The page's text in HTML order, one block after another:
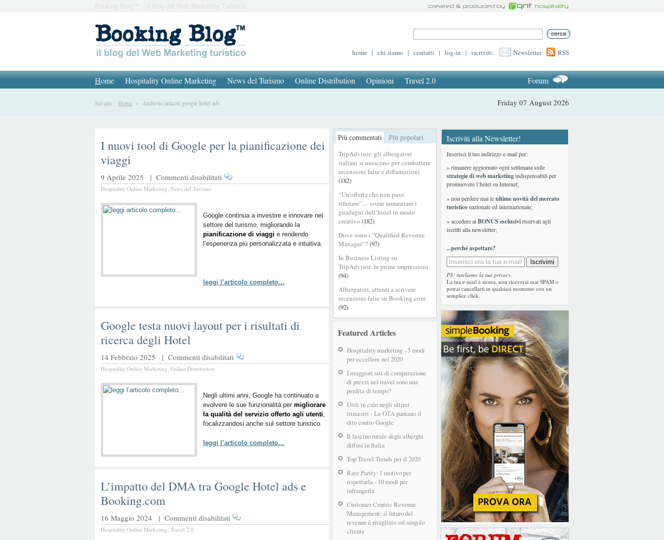
Booking Blog™ – Il blog del Web Marketing Turistico
home | chi siamo | contatti | log-in | iscriviti: Newsletter RSS
Home Hospitality Online Marketing News del Turismo Online Distribution Opinioni Travel 2.0 Forum
Sei qui: Home » Archivio articoli google hotel ads Friday 07 August 2026
Più commentati Più popolari
TripAdvisor: gli albergatori
italiani si uniscono per combattere
recensioni false e diffamazioni
(182)
“Un’offerta che non puoi
rifiutare”… come aumentare i
guadagni dell’hotel in modo
creativo (182)
Dove sono i “Qualified Revenue
Manager”?(97)
In Business Listing su
TripAdvisor: le prime impressioni
(94)
Albergatori, attenti a scrivere
recensioni false su Booking.com
(92)
Featured Articles
Hospitality marketing - 5 modi
per eccellere nel 2020
I maggiori siti di comparazione
di prezzi nel travel sono una
perdita di tempo?
Utili in calo negli ultimi
trimestri - Le OTA puntano il
dito contro Google
Il fascino rurale degli alberghi
diffusi in Italia
Top Travel Trends per il 2020
Rate Parity: 1 motivo per
rispettarla - 10 modi per
infrangerla
Customer Centric Revenue
Management: il futuro del
revenue è ritagliato sul singolo
cliente
I nuovi tool di Google per la pianificazione dei
viaggi
9 Aprile 2025 | Commenti disabilitati su
I
di
Google
per
la
Hospitality Online Marketing, News del Turismo
Google continua a investire e innovare nel
settore del turismo, migliorando la
pianificazione di viaggi e rendendo
l’esperienza più personalizzata e intuitiva.
leggi l’articolo completo…
Google testa nuovi layout per i risultati di
ricerca degli Hotel
14 Febbraio 2025 | Commenti disabilitati su
Google
layout
per
i
risultati
ricerca
Hospitality Online Marketing, Online Distribution
Negli ultimi anni, Google ha continuato a
evolvere le sue funzionalità per migliorare
la qualità del servizio offerto agli utenti,
focalizzandosi anche sul settore turistico.
leggi l’articolo completo…
L’impatto del DMA tra Google Hotel ads e
Booking.com
16 Maggio 2024 | Commenti disabilitati su
L’impatto
Hospitality Online Marketing, Travel 2.0
Iscriviti alla Newsletter!
Inserisci il tuo indirizzo e-mail per:
» rimanere aggiornato ogni settimana sulle
strategie di web marketingindispensabili per
promuovere l’hotel su Internet;
» non perdere mai leultime novità del mercato
turisticonazionale ed internazionale;
» accedere aiBONUS esclusiviriservati agli
iscritti alla newsletter;
...perché aspettare?
PS: tuteliamo la tua privacy.
La tua e-mail è sicura, non riceverai mai SPAM e
potrai cancellarti in qualsiasi momento con un
semplice click.